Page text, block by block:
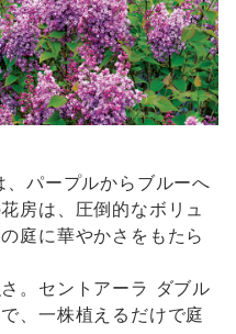
パープルからブルーへ
房は、圧倒的なボリュ
庭に華やかさをもたら
。セントアーラ ダブル
、一株植えるだけで庭